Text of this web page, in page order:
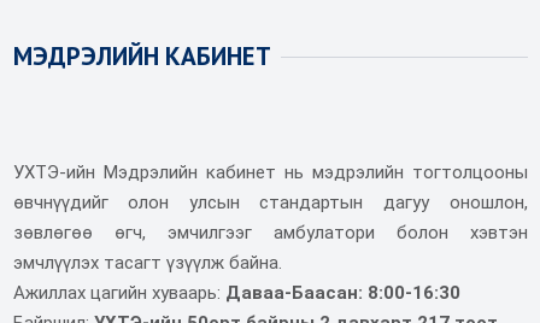
МЭДРЭЛИЙН КАБИНЕТ
УХТЭ-ийн Мэдрэлийн кабинет нь мэдрэлийн тогтолцооны
өвчнүүдийг олон улсын стандартын дагуу оношлон,
зөвлөгөө өгч, эмчилгээг амбулатори болон хэвтэн
эмчлүүлэх тасагт үзүүлж байна.
Ажиллах цагийн хуваарь: Даваа-Баасан: 8:00-16:30